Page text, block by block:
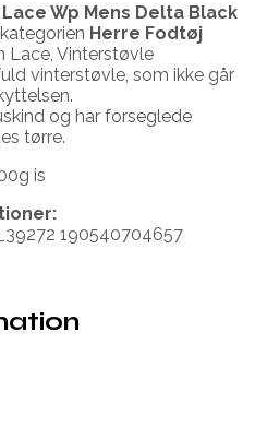
Wp Mens Delta Black
Herre Fodtøj
Lace, Vinterstøvle
vinterstøvle, som ikke går
og har forseglede
tørre.
is
190540704657